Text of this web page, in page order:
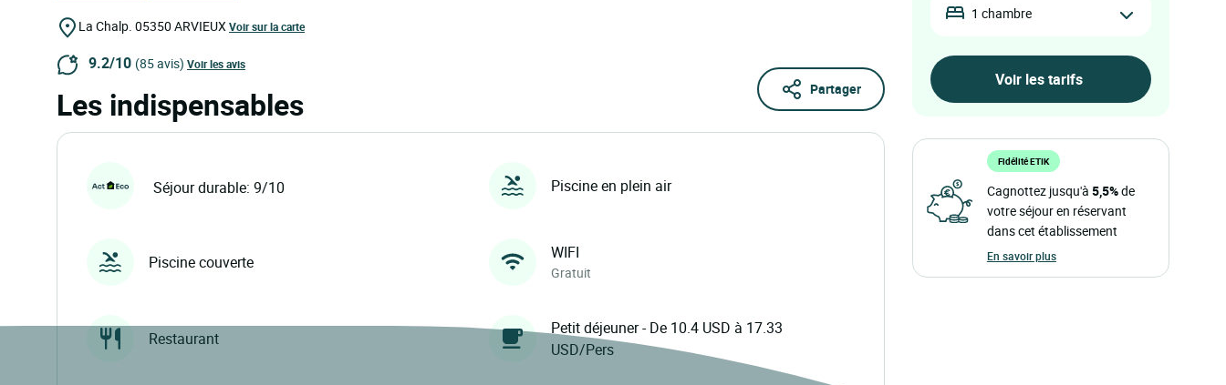
La Chalp. 05350 ARVIEUX Voir sur la carte
9.2/10 (85 avis) Voir les avis
Partager
Les indispensables
Séjour durable: 9/10 Piscine en plein air
Piscine couverte WIFI
Gratuit
Restaurant
Petit déjeuner - De 10.4 USD à 17.33
USD/Pers
1 chambre
Fidélité ETIK
Cagnottez jusqu'à 5,5%de
votre séjour en réservant
dans cet établissement
En savoir plus